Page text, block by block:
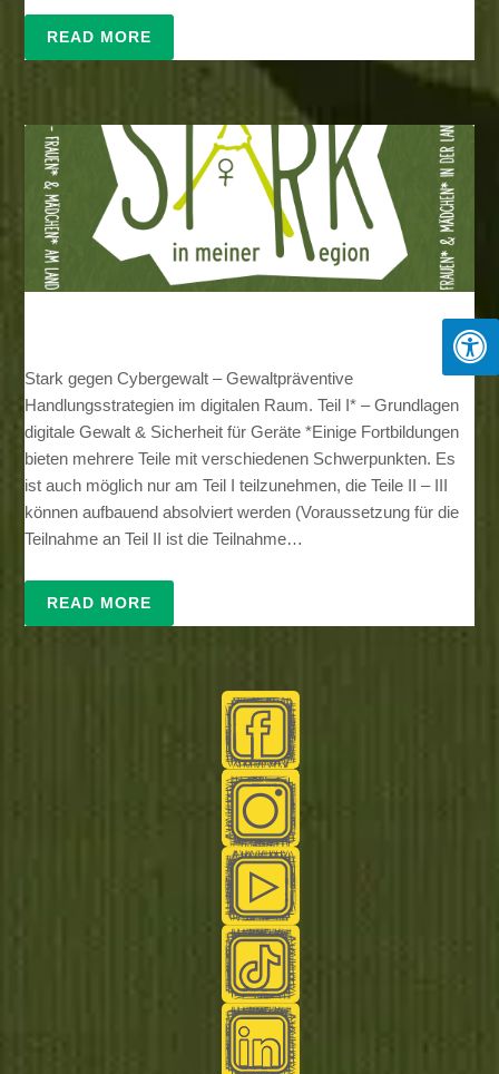
READ MORE
Stark gegen Cybergewalt – Gewaltpräventive
Handlungsstrategien im digitalen Raum. Teil I* – Grundlagen
digitale Gewalt & Sicherheit für Geräte *Einige Fortbildungen
bieten mehrere Teile mit verschiedenen Schwerpunkten. Es
ist auch möglich nur am Teil I teilzunehmen, die Teile II – III
können aufbauend absolviert werden (Voraussetzung für die
Teilnahme an Teil II ist die Teilnahme…
READ MORE